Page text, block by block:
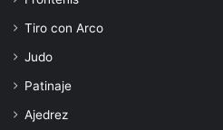
Tiro con Arco
Judo
Patinaje
Ajedrez